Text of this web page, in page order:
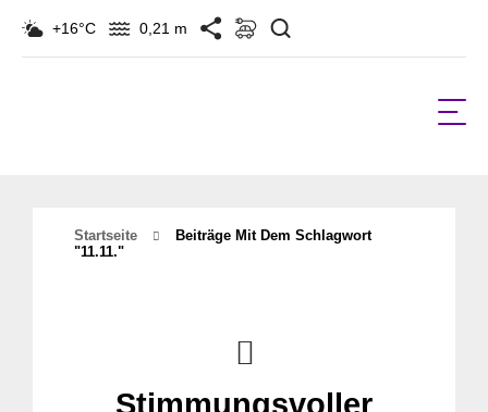
+16°C 0,21 m
Startseite
Beiträge Mit Dem Schlagwort
"11.11."
Stimmungsvoller